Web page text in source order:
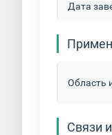
Дата
Область
Связи